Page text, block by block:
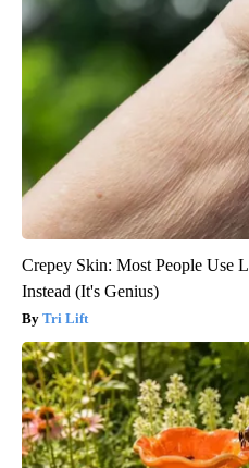
Crepey Skin: Most People Use
Instead (It's Genius)
Tri Lift